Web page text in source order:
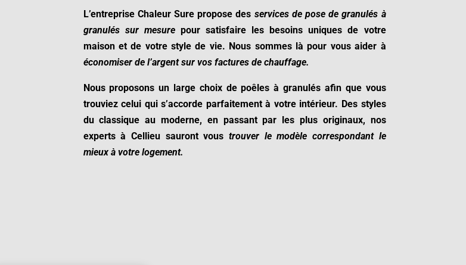
L’entreprise Chaleur Sure propose des services de pose de granulés à
granulés sur mesurepour satisfaire les besoins uniques de votre
maison et de votre style de vie. Nous sommes là pour vous aider à
économiser de l’argent sur vos factures de chauffage.
Nous proposons un large choix de poêles à granulés afin que vous
trouviez celui qui s’accorde parfaitement à votre intérieur. Des styles
du classique au moderne, en passant par les plus originaux, nos
experts à Cellieusauront vous trouver le modèle correspondant le
mieux à votre logement.